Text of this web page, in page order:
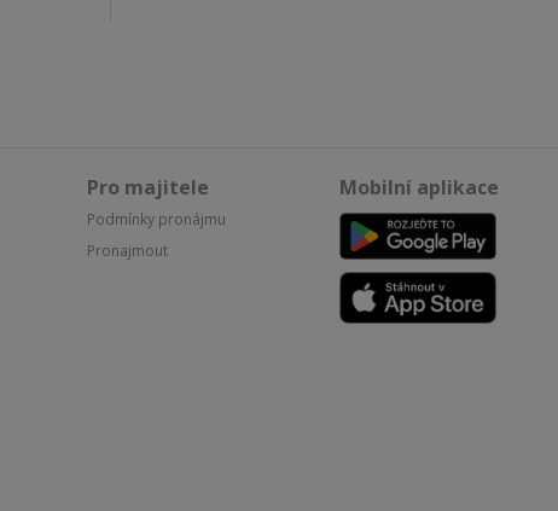
Pro majitele
Podmínky pronájmu
Pronajmout
Mobilní aplikace